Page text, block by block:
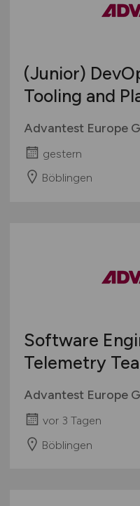
(Junior)
Tooling and
Advantest Europe
gestern
Böblingen
Software
Telemetry
Advantest Europe
vor 3 Tagen
Böblingen